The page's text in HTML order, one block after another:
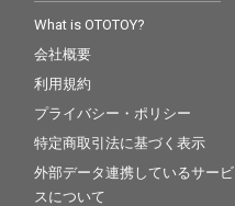
What is OTOTOY?
会社概要
利用規約
プライバシー・ポリシー
特定商取引法に基づく表示
外部データ連携しているサービ
スについて